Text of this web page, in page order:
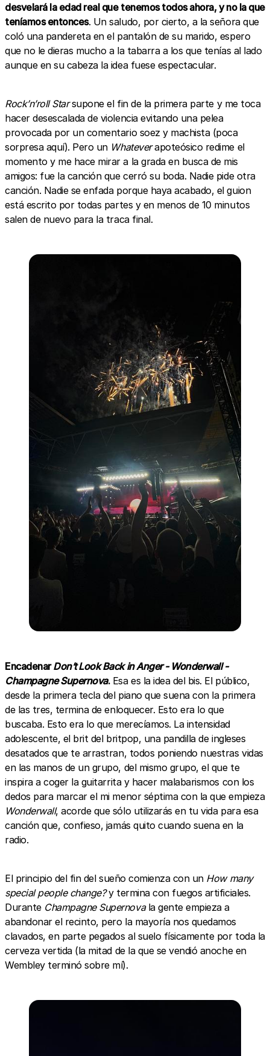
desvelará la edad real que tenemos todos ahora, y no la que
teníamos entonces. Un saludo, por cierto, a la señora que
coló una pandereta en el pantalón de su marido, espero
que no le dieras mucho a la tabarra a los que tenías al lado
aunque en su cabeza la idea fuese espectacular.
Rock’n’roll Starsupone el fin de la primera parte y me toca
hacer desescalada de violencia evitando una pelea
provocada por un comentario soez y machista (poca
sorpresa aquí). Pero un Whateverapoteósico redime el
momento y me hace mirar a la grada en busca de mis
amigos: fue la canción que cerró su boda. Nadie pide otra
canción. Nadie se enfada porque haya acabado, el guion
está escrito por todas partes y en menos de 10 minutos
salen de nuevo para la traca final.
EncadenarDon’t Look Back in Anger - Wonderwall -
Champagne Supernova.Esa es la idea del bis. El público,
desde la primera tecla del piano que suena con la primera
de las tres, termina de enloquecer. Esto era lo que
buscaba. Esto era lo que merecíamos. La intensidad
adolescente, el brit del britpop, una pandilla de ingleses
desatados que te arrastran, todos poniendo nuestras vidas
en las manos de un grupo, del mismo grupo, el que te
inspira a coger la guitarrita y hacer malabarismos con los
dedos para marcar el mi menor séptima con la que empieza
Wonderwall, acorde que sólo utilizarás en tu vida para esa
canción que, confieso, jamás quito cuando suena en la
radio.
El principio del fin del sueño comienza con un How many
special people change?y termina con fuegos artificiales.
Durante Champagne Supernovala gente empieza a
abandonar el recinto, pero la mayoría nos quedamos
clavados, en parte pegados al suelo físicamente por toda la
cerveza vertida (la mitad de la que se vendió anoche en
Wembley terminó sobre mí).